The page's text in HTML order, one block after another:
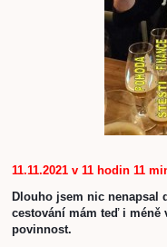
11.11.2021 v 11 hodin 11
Dlouho jsem nic nenapsal
cestování mám teď i méně
povinnost.